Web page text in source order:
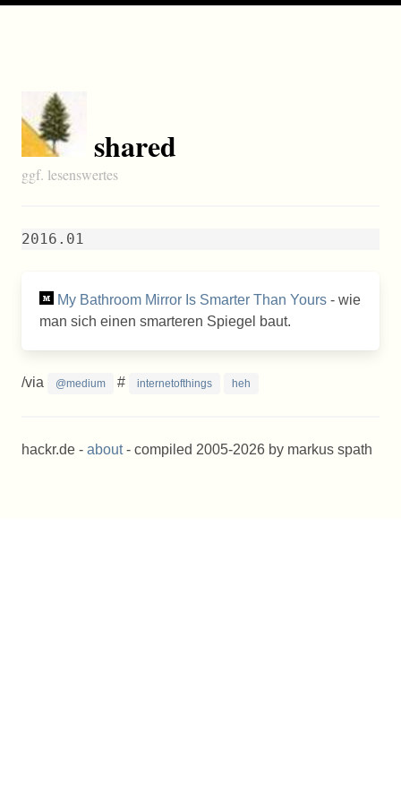
shared
ggf. lesenswertes
2016.01
My Bathroom Mirror Is Smarter Than Yours - wie
man sich einen smarteren Spiegel baut.
/via @medium # internetofthings heh
hackr.de - about- compiled 2005-2026 by markus spath